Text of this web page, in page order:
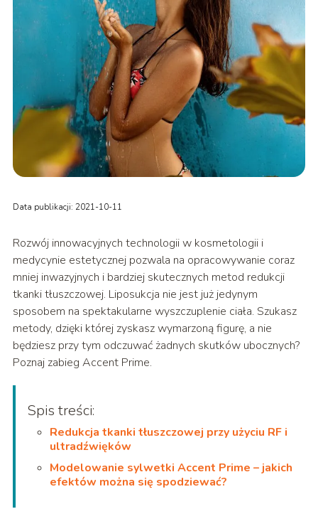
Data publikacji: 2021-10-11
Rozwój innowacyjnych technologii w kosmetologii i
medycynie estetycznej pozwala na opracowywanie coraz
mniej inwazyjnych i bardziej skutecznych metod redukcji
tkanki tłuszczowej. Liposukcja nie jest już jedynym
sposobem na spektakularne wyszczuplenie ciała. Szukasz
metody, dzięki której zyskasz wymarzoną figurę, a nie
będziesz przy tym odczuwać żadnych skutków ubocznych?
Poznaj zabieg Accent Prime.
Spis treści:
Redukcja tkanki tłuszczowej przy użyciu RF i
ultradźwięków
Modelowanie sylwetki Accent Prime – jakich
efektów można się spodziewać?